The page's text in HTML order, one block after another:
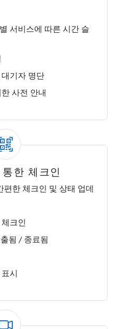
서비스에 따른 시간 슬
기자 명단
사전 안내
한 체크인
편한 체크인 및 상태 업데
크인
됨 / 종료됨
시